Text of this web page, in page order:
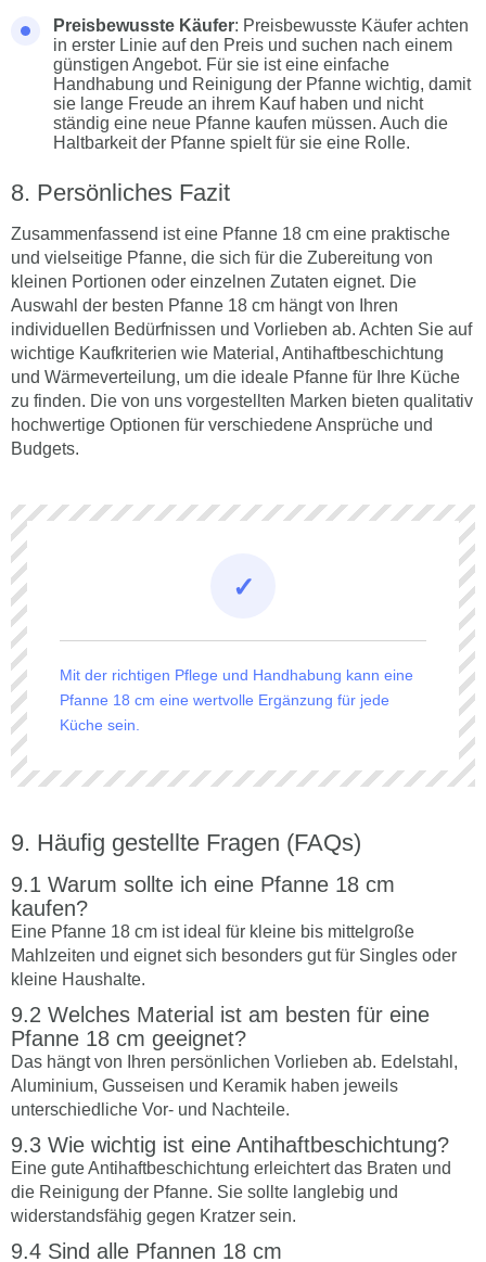
Preisbewusste Käufer: Preisbewusste Käufer achten
in erster Linie auf den Preis und suchen nach einem
günstigen Angebot. Für sie ist eine einfache
Handhabung und Reinigung der Pfanne wichtig, damit
sie lange Freude an ihrem Kauf haben und nicht
ständig eine neue Pfanne kaufen müssen. Auch die
Haltbarkeit der Pfanne spielt für sie eine Rolle.
Persönliches Fazit
Zusammenfassend ist eine Pfanne 18 cm eine praktische
und vielseitige Pfanne, die sich für die Zubereitung von
kleinen Portionen oder einzelnen Zutaten eignet. Die
Auswahl der besten Pfanne 18 cm hängt von Ihren
individuellen Bedürfnissen und Vorlieben ab. Achten Sie auf
wichtige Kaufkriterien wie Material, Antihaftbeschichtung
und Wärmeverteilung, um die ideale Pfanne für Ihre Küche
zu finden. Die von uns vorgestellten Marken bieten qualitativ
hochwertige Optionen für verschiedene Ansprüche und
Budgets.
Mit der richtigen Pflege und Handhabung kann eine
Pfanne 18 cm eine wertvolle Ergänzung für jede
Küche sein.
Häufig gestellte Fragen (FAQs)
Warum sollte ich eine Pfanne 18 cm
kaufen?
Eine Pfanne 18 cm ist ideal für kleine bis mittelgroße
Mahlzeiten und eignet sich besonders gut für Singles oder
kleine Haushalte.
Welches Material ist am besten für eine
Pfanne 18 cm geeignet?
Das hängt von Ihren persönlichen Vorlieben ab. Edelstahl,
Aluminium, Gusseisen und Keramik haben jeweils
unterschiedliche Vor- und Nachteile.
Wie wichtig ist eine Antihaftbeschichtung?
Eine gute Antihaftbeschichtung erleichtert das Braten und
die Reinigung der Pfanne. Sie sollte langlebig und
widerstandsfähig gegen Kratzer sein.
Sind alle Pfannen 18 cm